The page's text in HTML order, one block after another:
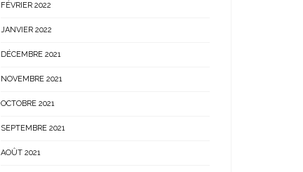
FÉVRIER 2022
JANVIER 2022
DÉCEMBRE 2021
NOVEMBRE 2021
OCTOBRE 2021
SEPTEMBRE 2021
AOÛT 2021